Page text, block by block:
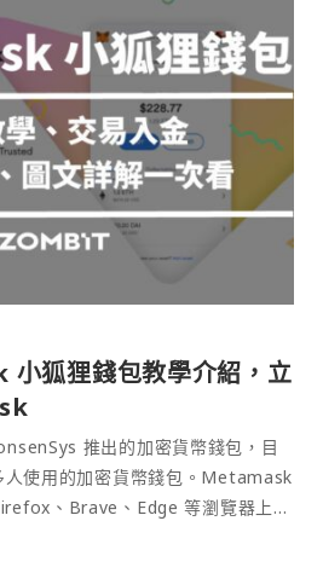
狐狸錢包教學介紹，立
推出的加密貨幣錢包，目
人使用的加密貨幣錢包。Metamask
、Brave、Edge 等瀏覽器上作
且使用上非常方便。